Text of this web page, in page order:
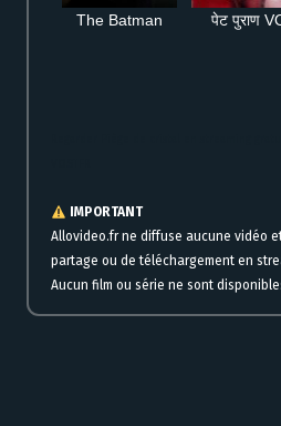
The Batman पेट पुराण
IMPORTANT
Allovideo.fr ne diffuse aucune vidéo
partage ou de téléchargement en
Aucun film ou série ne sont